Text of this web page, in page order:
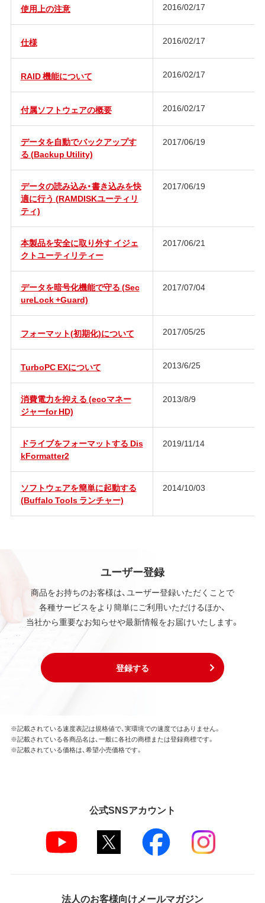
使用上の注意 2016/02/17
仕様 2016/02/17
RAID 機能について 2016/02/17
付属ソフトウェアの概要 2016/02/17
データを自動でバックアップす
る (Backup Utility)
2017/06/19
データの読み込み・書き込みを快
適に行う (RAMDISKユーティリ
ティ)
2017/06/19
本製品を安全に取り外す イジェ
クトユーティリティー
2017/06/21
データを暗号化機能で守る (Sec
ureLock +Guard)
2017/07/04
フォーマット(初期化)について 2017/05/25
TurboPC EXについて 2013/6/25
消費電力を抑える (ecoマネー
ジャーfor HD)
2013/8/9
ドライブをフォーマットする Dis
kFormatter2
2019/11/14
ソフトウェアを簡単に起動する
(Buffalo Tools ランチャー)
2014/10/03
ユーザー登録
商品をお持ちのお客様は、ユーザー登録いただくことで
各種サービスをより簡単にご利用いただけるほか、
当社から重要なお知らせや最新情報をお届けいたします。
登録する
※記載されている速度表記は規格値で、実環境での速度ではありません。
※記載されている各商品名は、一般に各社の商標または登録商標です。
※記載されている価格は、希望小売価格です。
公式SNSアカウント
法人のお客様向けメールマガジン